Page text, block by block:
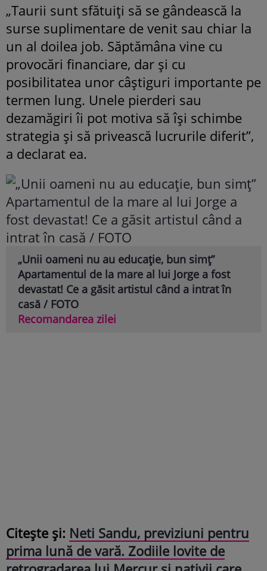
„Taurii sunt sfătuiți să se gândească la
surse suplimentare de venit sau chiar la
un al doilea job. Săptămâna vine cu
provocări financiare, dar și cu
posibilitatea unor câștiguri importante pe
termen lung. Unele pierderi sau
dezamăgiri îi pot motiva să își schimbe
strategia și să privească lucrurile diferit”,
a declarat ea.
„Unii oameni nu au educație, bun simț”
Apartamentul de la mare al lui Jorge a fost
devastat! Ce a găsit artistul când a intrat în
casă / FOTO
Recomandarea zilei
Citește și: Neti Sandu, previziuni pentru
prima lună de vară. Zodiile lovite de